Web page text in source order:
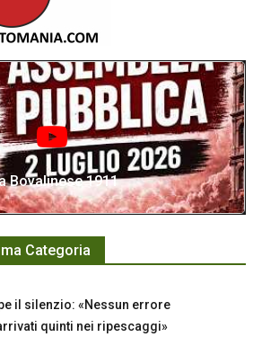
Bovalinese 1911
Categoria
il silenzio: «Nessun errore
quinti nei ripescaggi»